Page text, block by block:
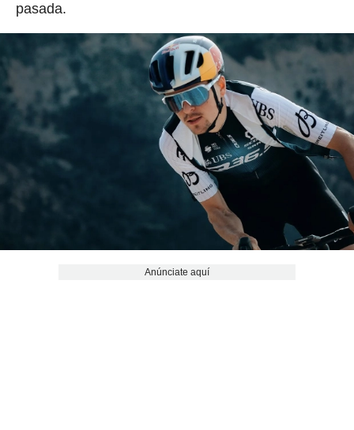
pasada.
Anúnciate aquí